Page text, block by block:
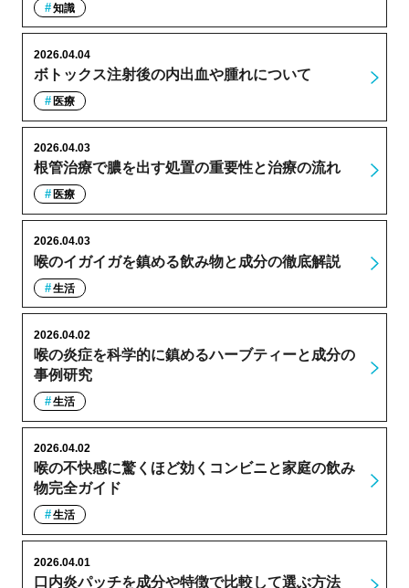
知識
ボトックス注射後の内出血や腫れについて
2026.04.04
医療
根管治療で膿を出す処置の重要性と治療の流れ
2026.04.03
医療
喉のイガイガを鎮める飲み物と成分の徹底解説
2026.04.03
生活
喉の炎症を科学的に鎮めるハーブティーと成分の
事例研究
2026.04.02
生活
喉の不快感に驚くほど効くコンビニと家庭の飲み
物完全ガイド
2026.04.02
生活
口内炎パッチを成分や特徴で比較して選ぶ方法
2026.04.01